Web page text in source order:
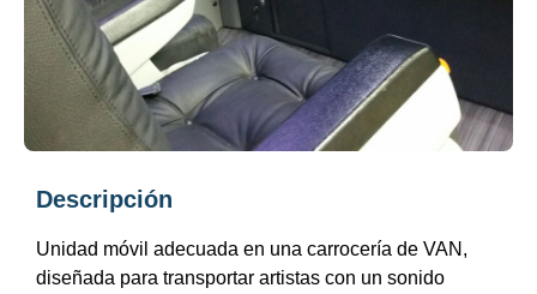
Descripción
Unidad móvil adecuada en una carrocería de VAN,
diseñada para transportar artistas con un sonido